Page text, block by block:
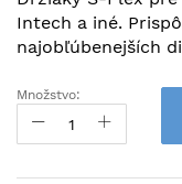
galérie
obrázkov
Intech a iné.
najobľúbenejších
Množstvo: